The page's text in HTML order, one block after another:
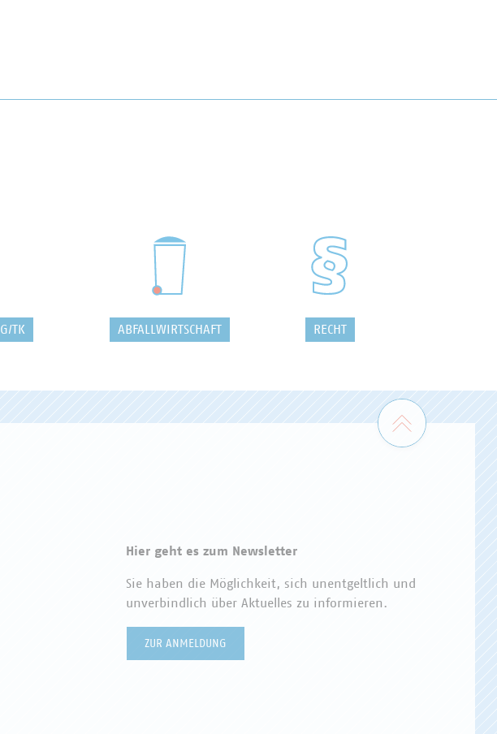
TK ABFALLWIRTSCHAFT RECHT
Zum
Hier geht es zum Newsletter
Sie haben die Möglichkeit, sich unentgeltlich und
unverbindlich über Aktuelles zu informieren.
ZUR ANMELDUNG